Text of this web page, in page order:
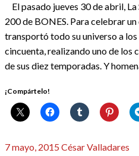
El pasado jueves 30 de abril,
200 de BONES. Para celebrar
transportó todo su universo a los
cincuenta, realizando uno de los
de sus diez temporadas. Y
¡Compártelo!
Publicado
7 mayo, 2015César Valladares